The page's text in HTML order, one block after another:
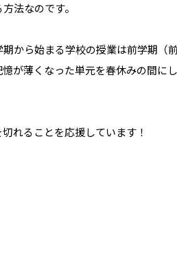
法なのです。
から始まる学校の授業は前学期（
が薄くなった単元を春休みの間
れることを応援しています！